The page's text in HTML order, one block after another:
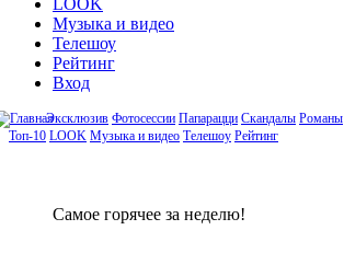
LOOK
Музыка и видео
Телешоу
Рейтинг
Вход
Эксклюзив Фотосессии Папарацци Скандалы Романы
Топ-10 LOOK Музыка и видео Телешоу Рейтинг
Сaмое гoрячее за неделю!